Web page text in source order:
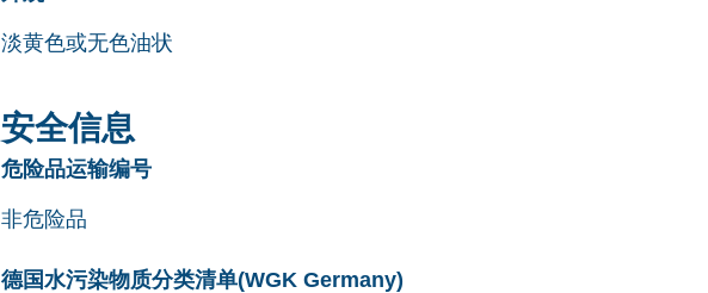
淡黄色或无色油状
安全信息
危险品运输编号
非危险品
德国水污染物质分类清单(WGK Germany)